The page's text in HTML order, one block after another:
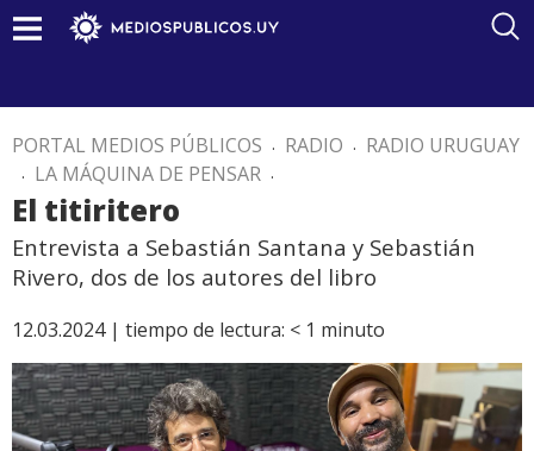
PORTAL MEDIOS PÚBLICOS . RADIO . RADIO URUGUAY
. LA MÁQUINA DE PENSAR .
El titiritero
Entrevista a Sebastián Santana y Sebastián
Rivero, dos de los autores del libro
12.03.2024 | tiempo de lectura: < 1 minuto